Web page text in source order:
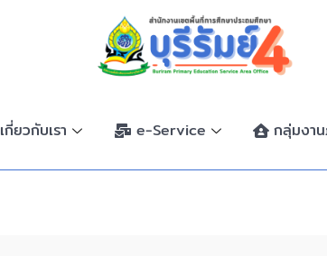
เกี่ยวกับเรา e-Service กลุ่มงา